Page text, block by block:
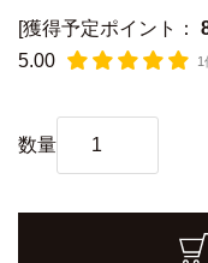
[獲得予定ポイント：
5.00
1